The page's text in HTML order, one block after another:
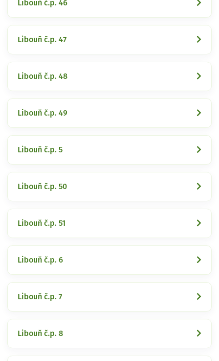
Libouň č.p. 46
Libouň č.p. 47
Libouň č.p. 48
Libouň č.p. 49
Libouň č.p. 5
Libouň č.p. 50
Libouň č.p. 51
Libouň č.p. 6
Libouň č.p. 7
Libouň č.p. 8